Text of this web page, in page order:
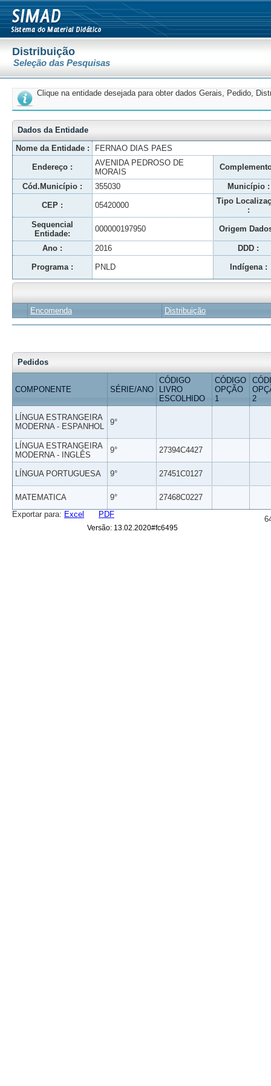
Distribuição
Seleção das Pesquisas
Clique na entidade desejada para obter dados Gerais, Pedido,
Dados da Entidade
Nome da Entidade :
FERNAO DIAS PAES
Endereço :
AVENIDA PEDROSO DE
MORAIS
Cód.Município : 355030 Município :
CEP : 05420000
Tipo
:
Sequencial
Entidade:
000000197950 Origem
Ano : 2016 DDD :
Programa : PNLD Indígena :
Encomenda Distribuição
Pedidos
COMPONENTE SÉRIE/ANO
CÓDIGO
LIVRO
ESCOLHIDO
CÓDIGO
OPÇÃO
1
2
LÍNGUA ESTRANGEIRA
MODERNA - ESPANHOL
9°
LÍNGUA ESTRANGEIRA
MODERNA - INGLÊS
9° 27394C4427
LÍNGUA PORTUGUESA 9° 27451C0127
MATEMATICA 9° 27468C0227
Exportar para: Excel PDF
Versão: 13.02.2020#fc6495